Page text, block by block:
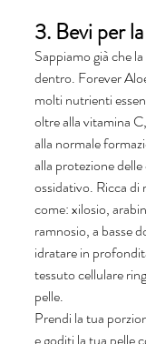
3. Bevi per
Sappiamo già che
dentro. Forever
molti nutrienti
oltre alla vitamina
alla normale
alla protezione
ossidativo. Ricca di
come: xilosio,
ramnosio, a basse
idratare in
tessuto cellulare
pelle.
Prendi la tua
e goditi la tua pelle